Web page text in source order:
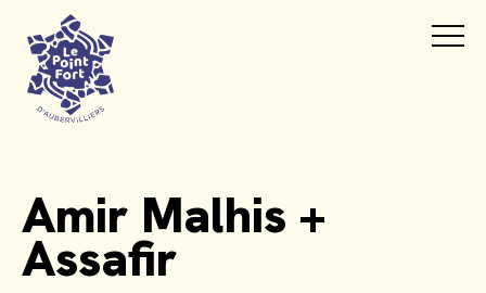
Amir Malhis +
Assafir